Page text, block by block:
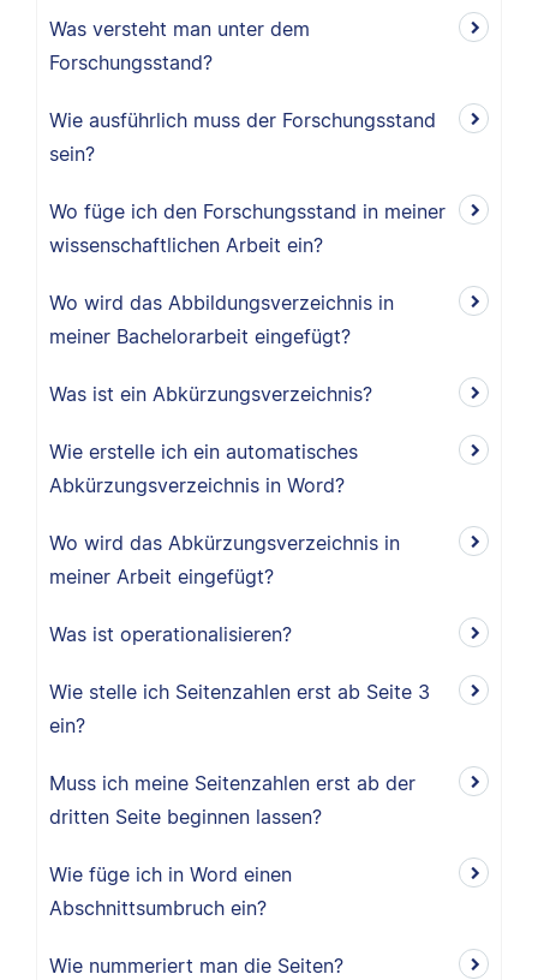
Was versteht man unter dem
Forschungsstand?
Wie ausführlich muss der Forschungsstand
sein?
Wo füge ich den Forschungsstand in meiner
wissenschaftlichen Arbeit ein?
Wo wird das Abbildungsverzeichnis in
meiner Bachelorarbeit eingefügt?
Was ist ein Abkürzungsverzeichnis?
Wie erstelle ich ein automatisches
Abkürzungsverzeichnis in Word?
Wo wird das Abkürzungsverzeichnis in
meiner Arbeit eingefügt?
Was ist operationalisieren?
Wie stelle ich Seitenzahlen erst ab Seite 3
ein?
Muss ich meine Seitenzahlen erst ab der
dritten Seite beginnen lassen?
Wie füge ich in Word einen
Abschnittsumbruch ein?
Wie nummeriert man die Seiten?